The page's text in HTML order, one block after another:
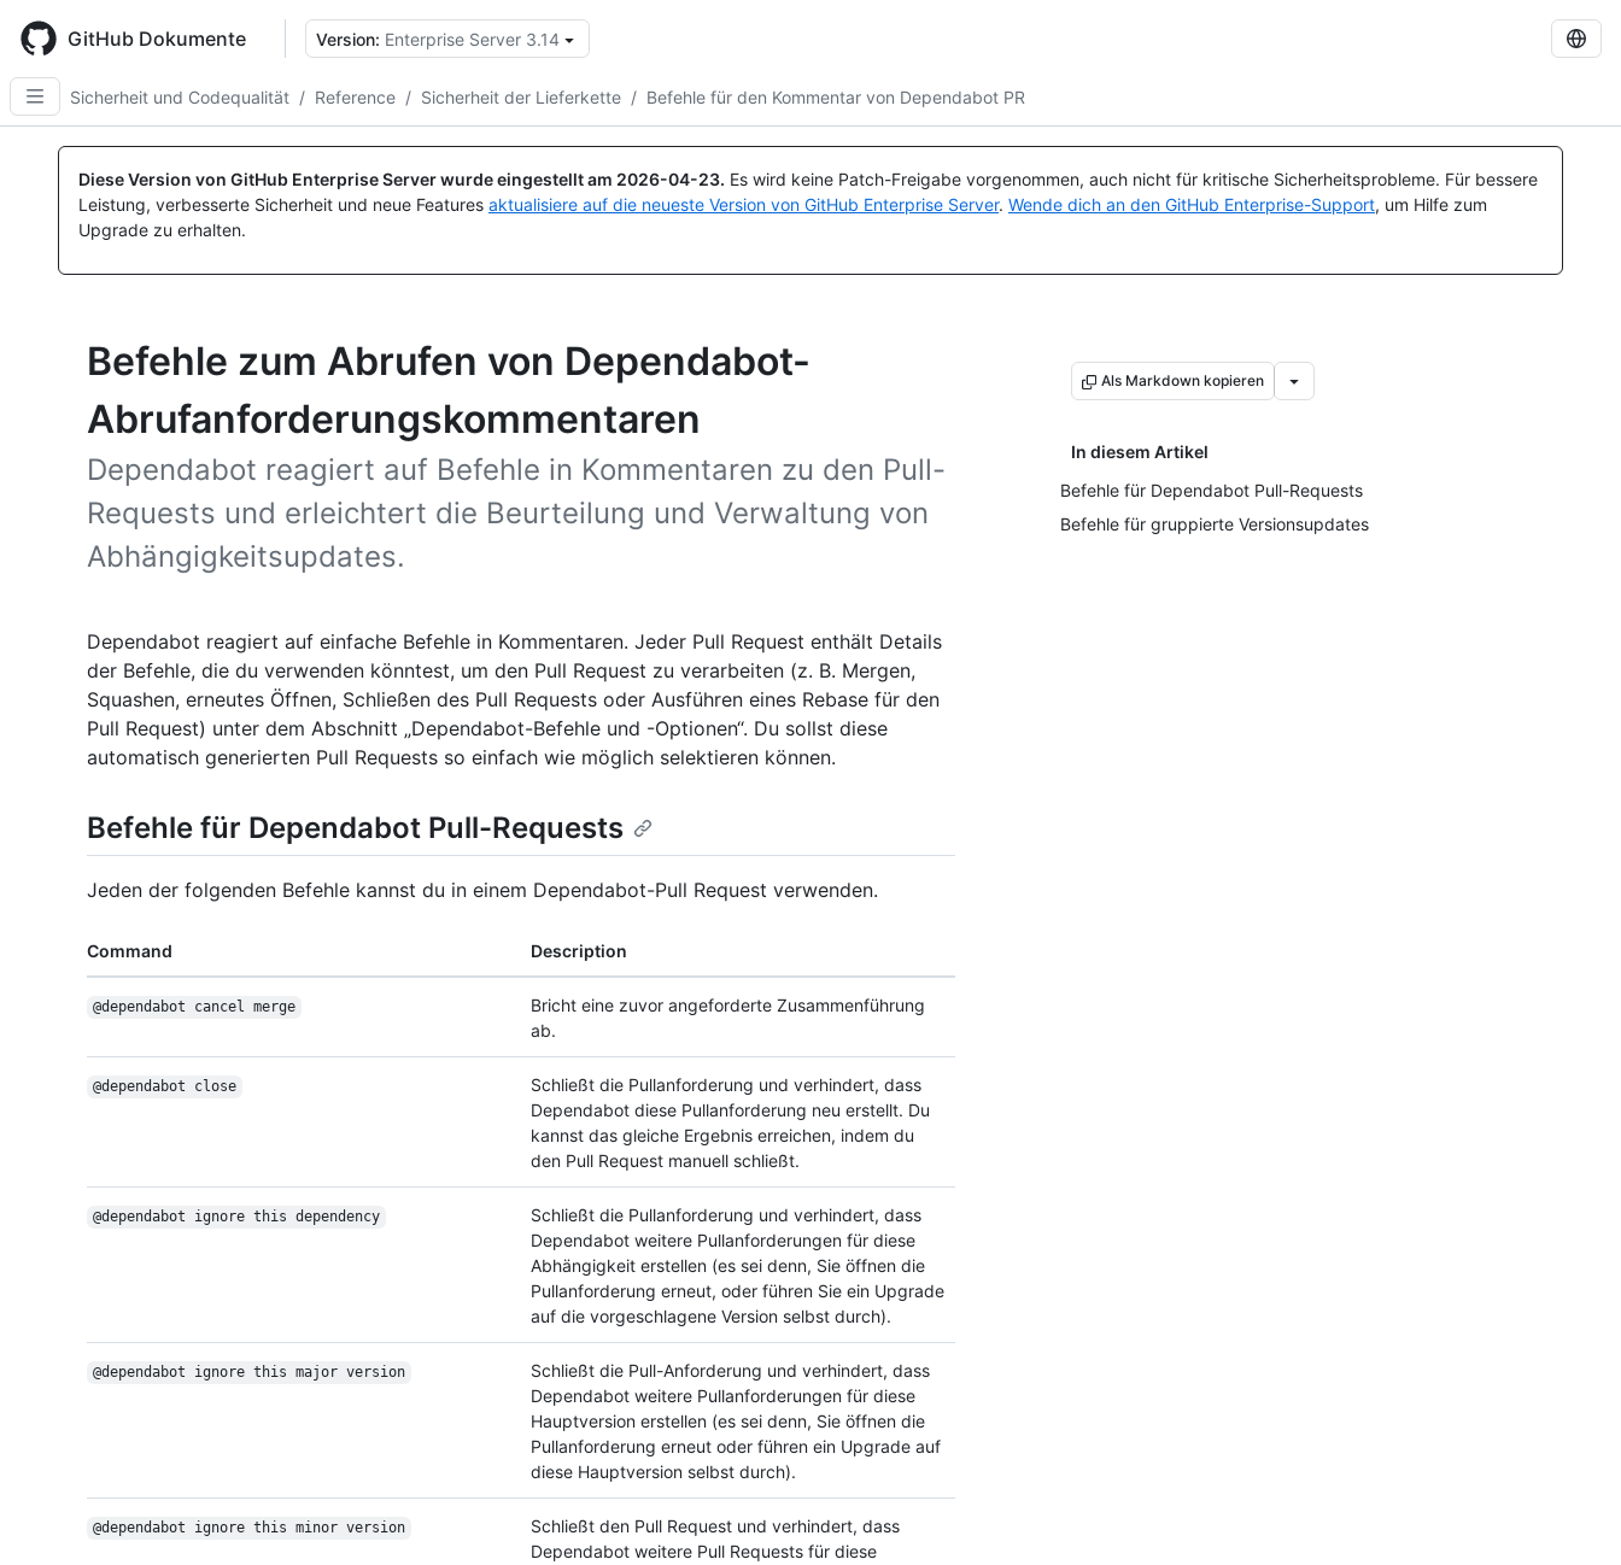
main
content
GitHub Dokumente Version: Enterprise Server 3.14
Sicherheit und Codequalität / Reference / Sicherheit der Lieferkette / Befehle für den Kommentar von Dependabot PR
Diese Version von GitHub Enterprise Server wurde eingestellt am 2026-04-23. Es wird keine Patch-Freigabe vorgenommen, auch nicht für kritische Sicherheitsprobleme. Für bessere
Leistung, verbesserte Sicherheit und neue Features aktualisiere auf die neueste Version von GitHub Enterprise Server. Wende dich an den GitHub Enterprise-Support, um Hilfe zum
Upgrade zu erhalten.
Befehle zum Abrufen von Dependabot-
Abrufanforderungskommentaren
Dependabot reagiert auf Befehle in Kommentaren zu den Pull-
Requests und erleichtert die Beurteilung und Verwaltung von
Abhängigkeitsupdates.
Als Markdown kopieren
In diesem Artikel
Befehle für Dependabot Pull-Requests
Befehle für gruppierte Versionsupdates
Dependabot reagiert auf einfache Befehle in Kommentaren. Jeder Pull Request enthält Details
der Befehle, die du verwenden könntest, um den Pull Request zu verarbeiten (z. B. Mergen,
Squashen, erneutes Öffnen, Schließen des Pull Requests oder Ausführen eines Rebase für den
Pull Request) unter dem Abschnitt „Dependabot-Befehle und -Optionen“. Du sollst diese
automatisch generierten Pull Requests so einfach wie möglich selektieren können.
Befehle für Dependabot Pull-Requests
Jeden der folgenden Befehle kannst du in einem Dependabot-Pull Request verwenden.
Command Description
@dependabot cancel merge
Bricht eine zuvor angeforderte Zusammenführung
ab.
@dependabot close
Schließt die Pullanforderung und verhindert, dass
Dependabot diese Pullanforderung neu erstellt. Du
kannst das gleiche Ergebnis erreichen, indem du
den Pull Request manuell schließt.
@dependabot ignore this dependency
Schließt die Pullanforderung und verhindert, dass
Dependabot weitere Pullanforderungen für diese
Abhängigkeit erstellen (es sei denn, Sie öffnen die
Pullanforderung erneut, oder führen Sie ein Upgrade
auf die vorgeschlagene Version selbst durch).
@dependabot ignore this major version
Schließt die Pull-Anforderung und verhindert, dass
Dependabot weitere Pullanforderungen für diese
Hauptversion erstellen (es sei denn, Sie öffnen die
Pullanforderung erneut oder führen ein Upgrade auf
diese Hauptversion selbst durch).
@dependabot ignore this minor version
Schließt den Pull Request und verhindert, dass
Dependabot weitere Pull Requests für diese